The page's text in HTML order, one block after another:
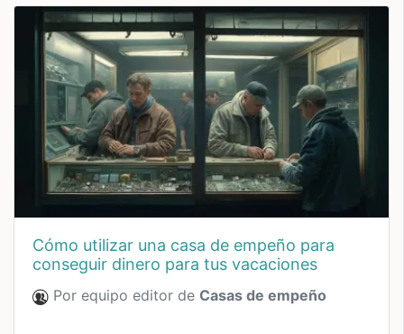
cómo utilizar una casa de empeño para
conseguir dinero para tus vacaciones
Por equipo editor de Casas de empeño